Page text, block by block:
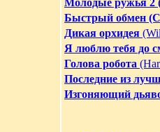
Молодые ружья 2
Быстрый обмен
Дикая орхидея
Я люблю тебя до
Голова робота
Последние из
Изгоняющий